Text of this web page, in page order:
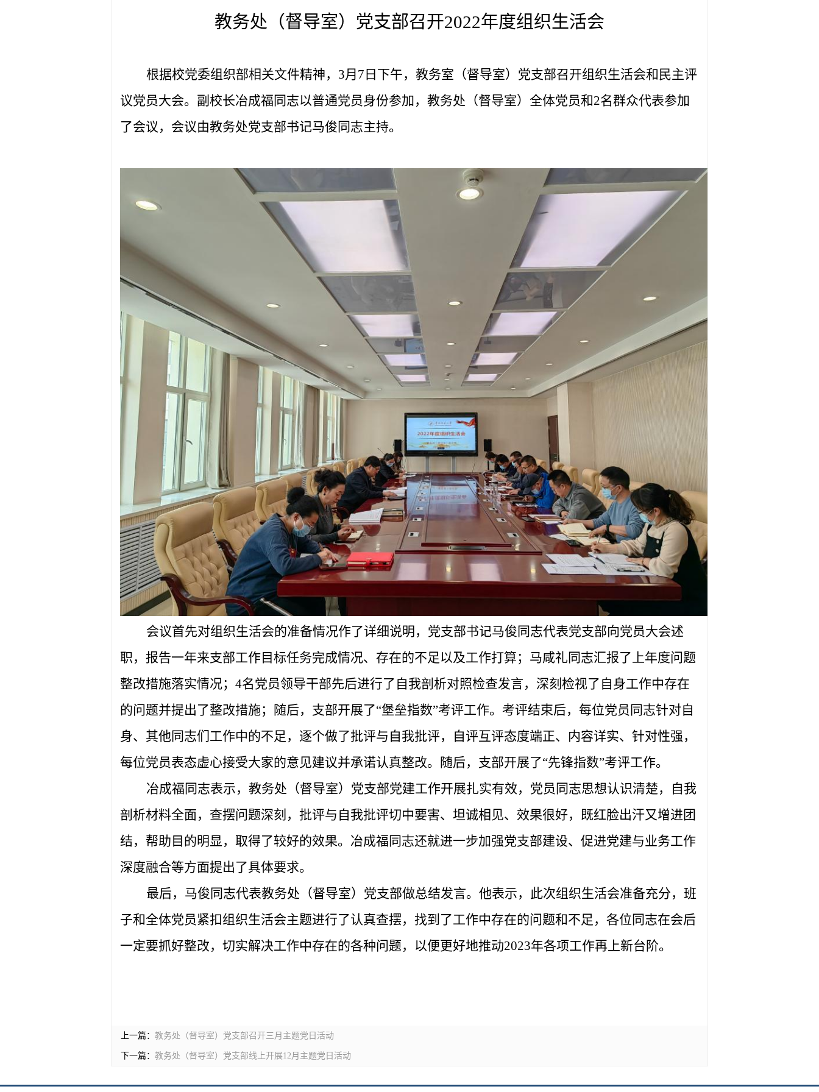
教务处（督导室）党支部召开2022年度组织生活会
根据校党委组织部相关文件精神， 3月 7 日下午，教务室（督导室）党支部召开组织生活会和民主评
议党员大会。 副校长冶成福同志以普通党员身份参加，教务处（督导室）全体党员和2名群众代表参加
了会议，会议由教务处党支部书记马俊同志主持。
会议首先对组织生活会的准备情况作了详细说明，党支部书记马俊同志代表党支部向党员大会述
职，报告一年来支部工作目标任务完成情况、存在的不足以及工作打算；马咸礼同志汇报了上年度问题
整改措施落实情况； 4名党员领导干部先后进行了自我剖析对照检查发言，深刻检视了自身工作中存在
的问题并提出了整改措施；随后，支部开展了“堡垒指数”考评工作。考评结束后，每位党员同志针对自
身、其他同志们工作中的不足，逐个做了批评与自我批评，自评互评态度端正、内容详实、针对性强，
每位党员表态虚心接受大家的意见建议并承诺认真整改。随后，支部开展了“先锋指数”考评工作。
冶成福同志表示，教务处（督导室）党支部党建工作开展扎实有效，党员同志思想认识清楚，自我
剖析材料全面，查摆问题深刻，批评与自我批评切中要害、坦诚相见、效果很好，既红脸出汗又增进团
结，帮助目的明显，取得了较好的效果。冶成福同志还就进一步加强党支部建设、促进党建与业务工作
深度融合等方面提出了具体要求。
最后，马俊同志代表教务处（督导室）党支部做总结发言。他表示，此次组织生活会准备充分，班
子和全体党员紧扣组织生活会主题进行了认真查摆，找到了工作中存在的问题和不足，各位同志在会后
一定要抓好整改，切实解决工作中存在的各种问题，以便更好地推动2023年各项工作再上新台阶。
上一篇： 教务处（督导室）党支部召开三月主题党日活动
下一篇： 教务处（督导室）党支部线上开展12月主题党日活动